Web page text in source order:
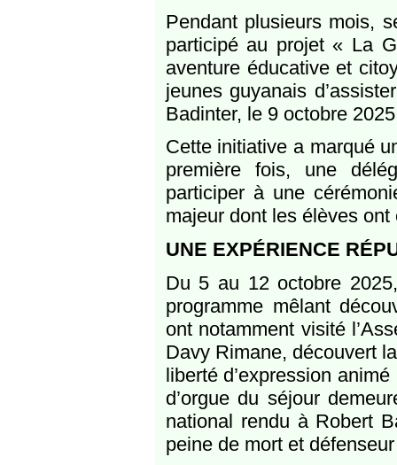
Pendant plusieurs mois,
participé au projet « La
aventure éducative et
jeunes guyanais
Badinter, le 9 octobre
Cette initiative a marqué
première fois, une
participer à une
majeur dont les élèves
UNE EXPÉRIENCE
Du 5 au 12 octobre
programme mêlant
ont notamment visité
Davy Rimane, découvert
liberté d’expression
d’orgue du séjour
national rendu à Robert
peine de mort et